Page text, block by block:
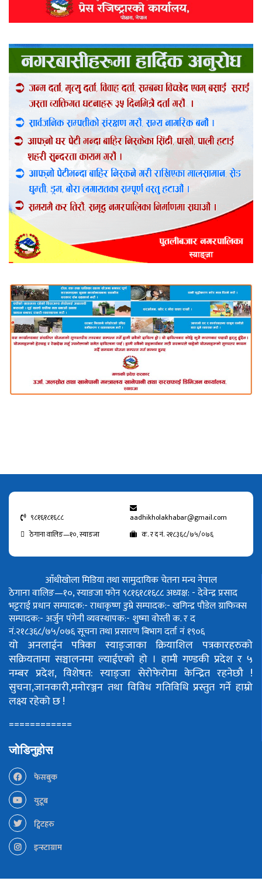
९८१६१८१६८८
aadhikholakhabar@gmail.com
ठेगाना वालिङ—१०, स्याङजा
क. र द नं. २१८३६८/७५/०७६
आँधीखोला मिडिया तथा सामुदायिक चेतना मन्च नेपाल
ठेगाना वालिङ—१०, स्याङजा फोन ९८१६१८१६८८अध्यक्ष: - देवेन्द्र प्रसाद
भट्टराईप्रधान सम्पादक:- राधाकृष्ण डुम्रेसम्पादक:- खगिन्द्र पौडेलग्राफिक्स
सम्पादक:- अर्जुन पंगेनीव्यवस्थापक:- शुष्मा वोस्तीक. र द
नं.२१८३६८/७५/०७६सूचना तथा प्रसारण बिभाग दर्ता नं १९०६
यो अनलाईन पत्रिका स्याङ्जाका क्रियाशिल पत्रकारहरुको
सक्रियतामा सञ्चालनमा ल्याईएको हो । हामी गण्डकी प्रदेश र ५
नम्बर प्रदेश, विशेषत: स्याङ्जा सेरोफेरोमा केन्द्रित रहनेछौ !
सुचना,जानकारी,मनोरञ्जन तथा विविध गतिविधि प्रस्तुत गर्ने हाम्रो
लक्ष्य रहेको छ !
============
जोडिनुहोस
फेसबुक
युटूब
ट्विटहरु
इन्स्टाग्राम